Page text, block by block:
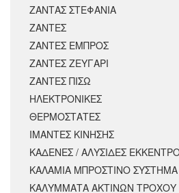
ΖΑΝΤΑΣ ΣΤΕΦΑΝΙΑ
ΖΑΝΤΕΣ
ΖΑΝΤΕΣ ΕΜΠΡΟΣ
ΖΑΝΤΕΣ ΖΕΥΓΑΡΙ
ΖΑΝΤΕΣ ΠΙΣΩ
ΗΛΕΚΤΡΟΝΙΚΕΣ
ΘΕΡΜΟΣΤΑΤΕΣ
ΙΜΑΝΤΕΣ ΚΙΝΗΣΗΣ
ΚΑΔΕΝΕΣ / ΑΛΥΣΙΔΕΣ
ΚΑΛΑΜΙΑ ΜΠΡΟΣΤΙΝΟ ΣΥΣΤΗΜΑ
ΚΑΛΥΜΜΑΤΑ ΑΚΤΙΝΩΝ ΤΡΟΧΟΥ